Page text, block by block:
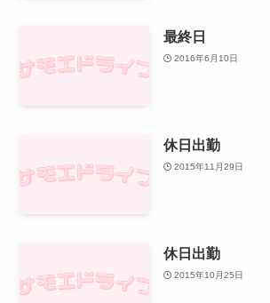
最終日
2016年6月10日
休日出勤
2015年11月29日
休日出勤
2015年10月25日